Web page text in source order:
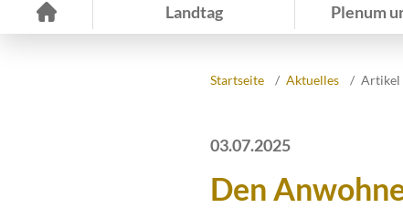
Landtag Plenum
Startseite Aktuelles Artikel
03.07.2025
Den